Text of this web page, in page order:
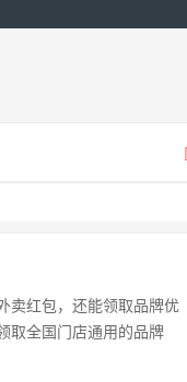
卖红包，还能领取品牌优
取全国门店通用的品牌